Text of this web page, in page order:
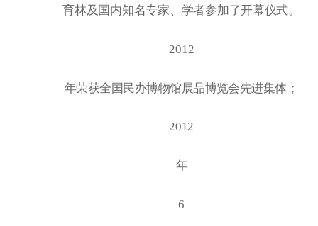
育林及国内知名专家、学者参加了开幕仪式。
2012
年荣获全国民办博物馆展品博览会先进集体；
2012
年
6